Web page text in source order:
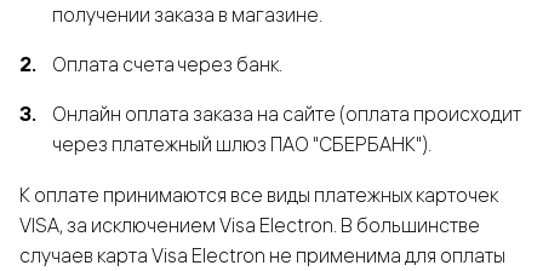
получении заказа в магазине.
Оплата счета через банк.
Онлайн оплата заказа на сайте (оплата происходит
через платежный шлюз ПАО "СБЕРБАНК").
К оплате принимаются все виды платежных карточек
VISA, за исключением Visa Electron. В большинстве
случаев карта Visa Electron не применима для оплаты